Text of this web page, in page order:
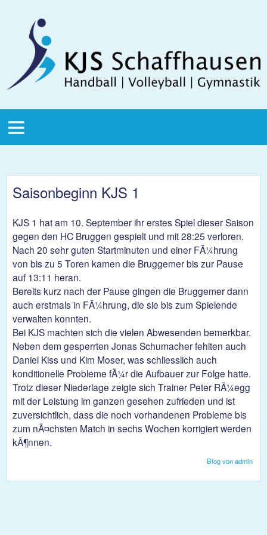
Schaffhausen
Menu
Saisonbeginn KJS 1
KJS 1 hat am 10. September ihr erstes Spiel dieser Saison
gegen den HC Bruggen gespielt und mit 28:25 verloren.
Nach 20 sehr guten Startminuten und einer FÃ¼hrung
von bis zu 5 Toren kamen die Bruggemer bis zur Pause
auf 13:11 heran.
Bereits kurz nach der Pause gingen die Bruggemer dann
auch erstmals in FÃ¼hrung, die sie bis zum Spielende
verwalten konnten.
Bei KJS machten sich die vielen Abwesenden bemerkbar.
Neben dem gesperrten Jonas Schumacher fehlten auch
Daniel Kiss und Kim Moser, was schliesslich auch
konditionelle Probleme fÃ¼r die Aufbauer zur Folge hatte.
Trotz dieser Niederlage zeigte sich Trainer Peter RÃ¼egg
mit der Leistung im ganzen gesehen zufrieden und ist
zuversichtlich, dass die noch vorhandenen Probleme bis
zum nÃ¤chsten Match in sechs Wochen korrigiert werden
kÃ¶nnen.
Blog von admin